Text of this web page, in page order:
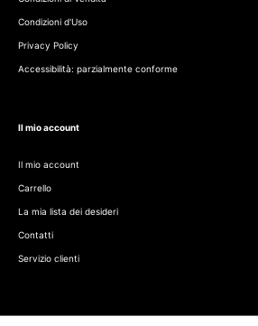
Condizioni d'Uso
Privacy Policy
Accessibilità: parzialmente conforme
Il mio account
Il mio account
Carrello
La mia lista dei desideri
Contatti
Servizio clienti